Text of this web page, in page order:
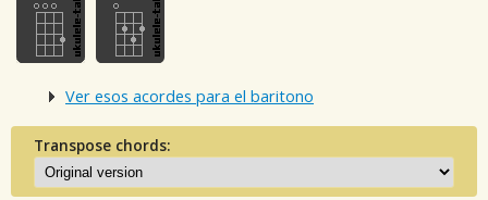
Ver esos acordes para el baritono
Transpose chords: